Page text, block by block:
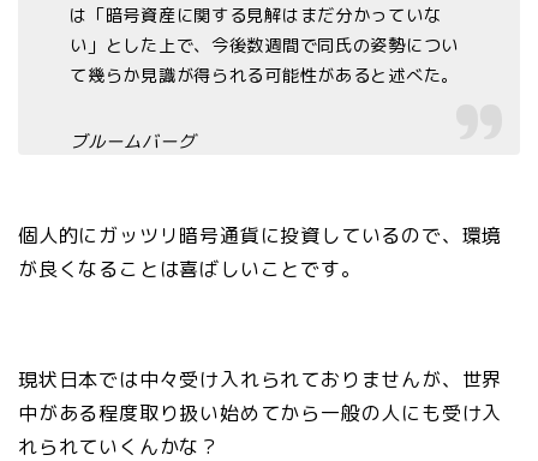
は「暗号資産に関する見解はまだ分かっていな
い」とした上で、今後数週間で同氏の姿勢につい
て幾らか見識が得られる可能性があると述べた。
ブルームバーグ
個人的にガッツリ暗号通貨に投資しているので、環境
が良くなることは喜ばしいことです。
現状日本では中々受け入れられておりませんが、世界
中がある程度取り扱い始めてから一般の人にも受け入
れられていくんかな？